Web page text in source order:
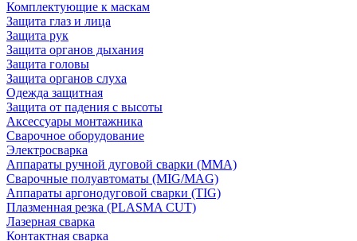
Комплектующие к маскам
Защита глаз и лица
Защита рук
Защита органов дыхания
Защита головы
Защита органов слуха
Одежда защитная
Защита от падения с высоты
Аксессуары монтажника
Сварочное оборудование
Электросварка
Аппараты ручной дуговой сварки (MMA)
Сварочные полуавтоматы (MIG/MAG)
Аппараты аргонодуговой сварки (TIG)
Плазменная резка (PLASMA CUT)
Лазерная сварка
Контактная сварка